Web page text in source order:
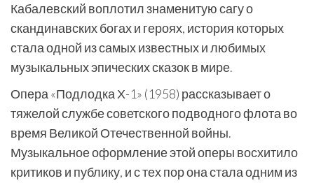
Кабалевский воплотил знаменитую сагу о
скандинавских богах и героях, история которых
стала одной из самых известных и любимых
музыкальных эпических сказок в мире.
Опера «Подлодка Х-1» (1958) рассказывает о
тяжелой службе советского подводного флота во
время Великой Отечественной войны.
Музыкальное оформление этой оперы восхитило
критиков и публику, и с тех пор она стала одним из